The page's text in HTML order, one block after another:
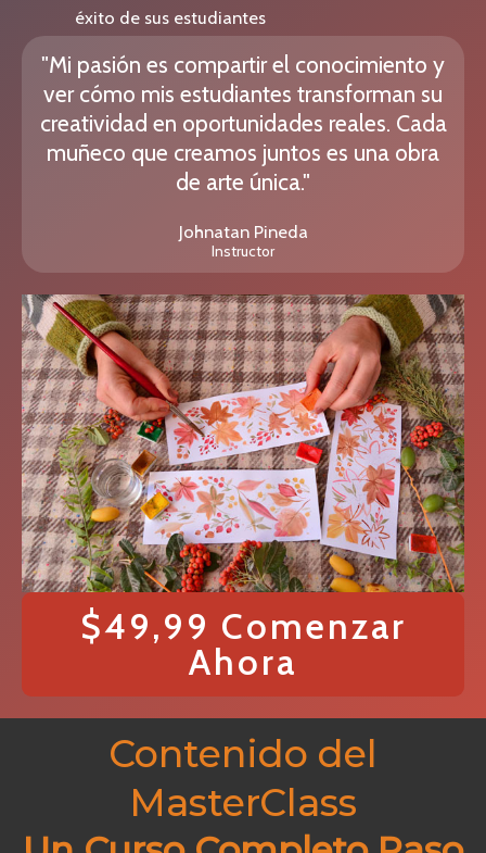
éxito de sus estudiantes
"Mi pasión es compartir el conocimiento y
ver cómo mis estudiantes transforman su
creatividad en oportunidades reales. Cada
muñeco que creamos juntos es una obra
de arte única."
Johnatan Pineda
Instructor
$49,99 Comenzar
Ahora
Contenido del
MasterClass